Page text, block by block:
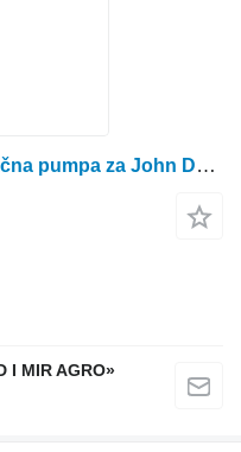
John Deere RE214405 hidraulična pumpa za John Deere kombajna za žito
I MIR AGRO»